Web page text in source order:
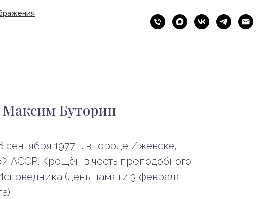
Буторин
сентября 1977 г. в городе Ижевске,
АССР. Крещён в честь преподобного
(день памяти 3 февраля